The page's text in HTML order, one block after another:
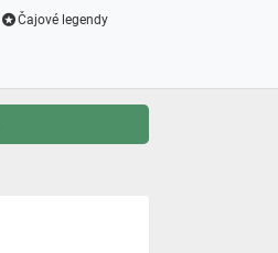
Čajové legendy